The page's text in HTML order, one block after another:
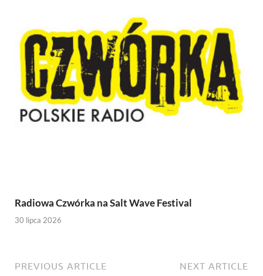
Radiowa Czwórka na Salt Wave Festival
30 lipca 2026
PREVIOUS ARTICLE NEXT ARTICLE